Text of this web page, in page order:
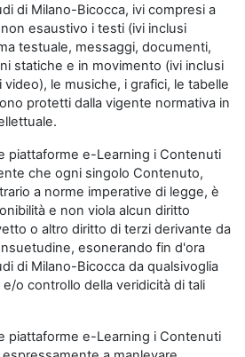
di Milano-Bicocca, ivi compresi a
esaustivo i testi (ivi inclusi
testuale, messaggi, documenti,
statiche e in movimento (ivi inclusi
le musiche, i grafici, le tabelle
protetti dalla vigente normativa in
piattaforme e-Learning i Contenuti
che ogni singolo Contenuto,
a norme imperative di legge, è
e non viola alcun diritto
o altro diritto di terzi derivante da
esonerando fin d'ora
di Milano-Bicocca da qualsivoglia
o controllo della veridicità di tali
piattaforme e-Learning i Contenuti